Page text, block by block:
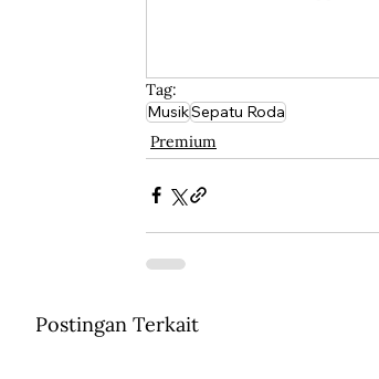
Tag:
MusikSepatu Roda
Premium
Postingan Terkait